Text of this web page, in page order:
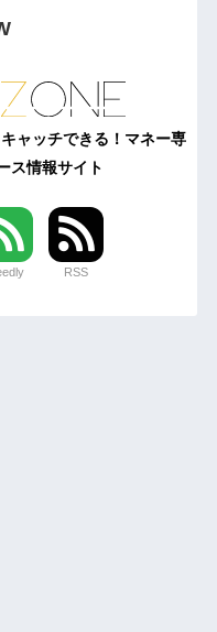
ャッチできる！マネー専
ス情報サイト
RSS